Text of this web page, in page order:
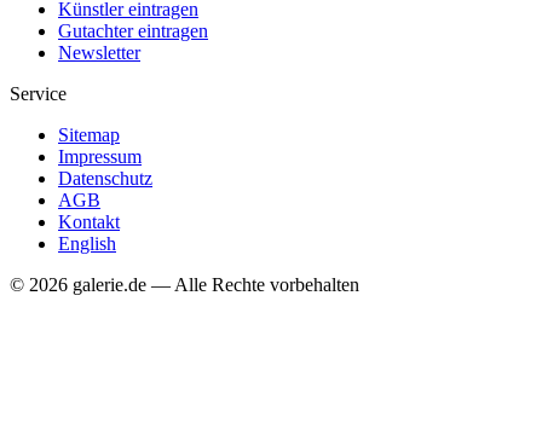
Künstler eintragen
Gutachter eintragen
Newsletter
Service
Sitemap
Impressum
Datenschutz
AGB
Kontakt
English
© 2026 galerie.de — Alle Rechte vorbehalten